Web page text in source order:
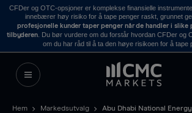
CFDer og OTC-opsjoner er komplekse finansielle
innebærer høy risiko for å tape penger raskt, grunnet
profesjonelle kunder taper penger når de handler i slike
tilbyderen . Du bør vurdere om du forstår hvordan CFDer og
om du har råd til å ta den høye risikoen for å tape
Hem Markedsutvalg Abu Dhabi National